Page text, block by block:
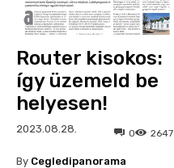
Router kisokos:
így üzemeld be
helyesen!
2023.08.28. 2647
0
By Cegledipanorama